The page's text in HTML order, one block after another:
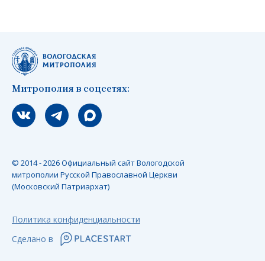
Митрополия в соцсетях:
Мы вконтакте
Мы в telegram
Мы в Макс
© 2014 - 2026 Официальный сайт Вологодской
митрополии Русской Православной Церкви
(Московский Патриархат)
Политика конфиденциальности
Сделано в